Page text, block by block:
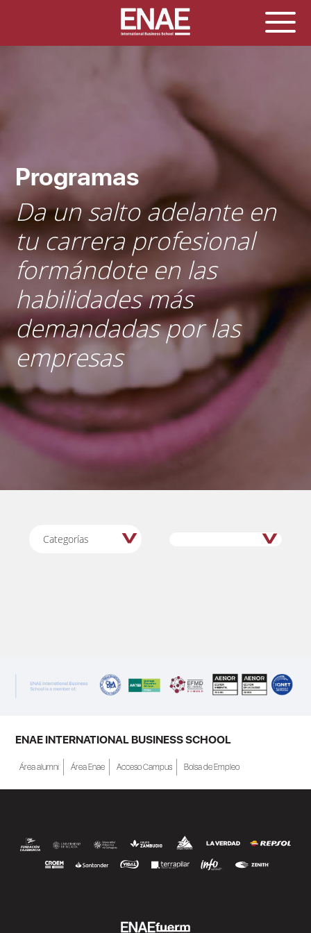
Programas
Da un salto adelante en
tu carrera profesional
formándote en las
habilidades más
demandadas por las
empresas
Categorías
ENAE INTERNATIONAL BUSINESS SCHOOL
Área alumni Área Enae Acceso Campus Bolsa de Empleo